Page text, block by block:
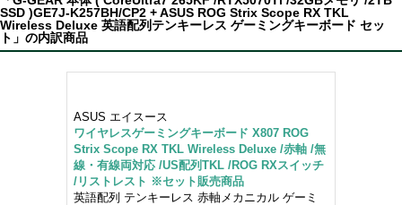
SSD )GE7J-K257BH/CP2 + ASUS ROG Strix Scope RX TKL
Wireless Deluxe 英語配列テンキーレス ゲーミングキーボード セッ
ト」の内訳商品
ASUS エイスース
ワイヤレスゲーミングキーボード X807 ROG
Strix Scope RX TKL Wireless Deluxe /赤軸 /無
線・有線両対応 /US配列TKL /ROG RXスイッチ
/リストレスト ※セット販売商品
英語配列 テンキーレス 赤軸メカニカル ゲーミ